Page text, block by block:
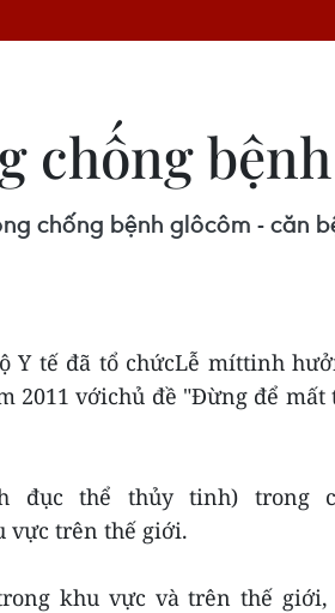
chống
chống bệnh glôcôm - căn
Y tế đã tổ chứcLễ míttinh
2011 vớichủ đề "Đừng để mất
đục thể thủy tinh) trong
vực trên thế giới.
khu vực và trên thế giới,